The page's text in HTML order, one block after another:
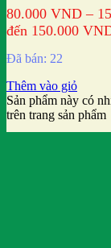
80.000 VND –
đến 150.000
Đã bán: 22
Thêm vào giỏ
Sản phẩm này có
trên trang sản phẩm